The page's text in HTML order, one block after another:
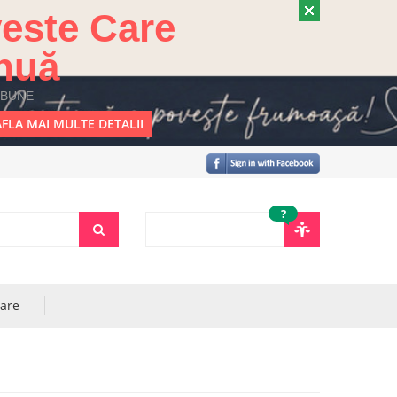
Care
MAI MULTE DETALII
?